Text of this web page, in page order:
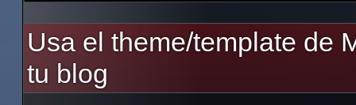
este blog no es hacer
quienes escribimos en
trata de dar a conocer a
Usa el theme/template de
tu blog